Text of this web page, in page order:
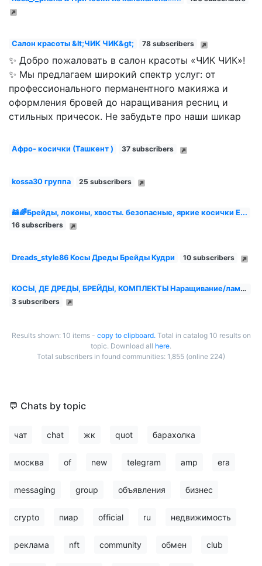
Салон красоты &lt;ЧИК ЧИК&gt; 78 subscribers
✨ Добро пожаловать в салон красоты «ЧИК ЧИК»!
✨ Мы предлагаем широкий спектр услуг: от
профессионального перманентного макияжа и
оформления бровей до наращивания ресниц и
стильных причесок. Не забудьте про наши шикар
Афро- косички (Ташкент ) 37 subscribers
kossa30 группа 25 subscribers
🦝🌈Брейды, локоны, хвосты. безопасные, яркие косички Е...
16 subscribers
Dreads_style86 Косы Дреды Брейды Кудри 10 subscribers
КОСЫ, ДЕ ДРЕДЫ, БРЕЙДЫ, КОМПЛЕКТЫ Наращивание/ламиниров...
3 subscribers
Results shown: 10 items - copy to clipboard. Total in catalog 10 results on
topic. Download all here.
Total subscribers in found communities: 1,855 (online 224)
💬 Chats by topic
чат chat жк quot барахолка
москва of new telegram amp era
messaging group объявления бизнес
crypto пиар official ru недвижимость
реклама nft community обмен club